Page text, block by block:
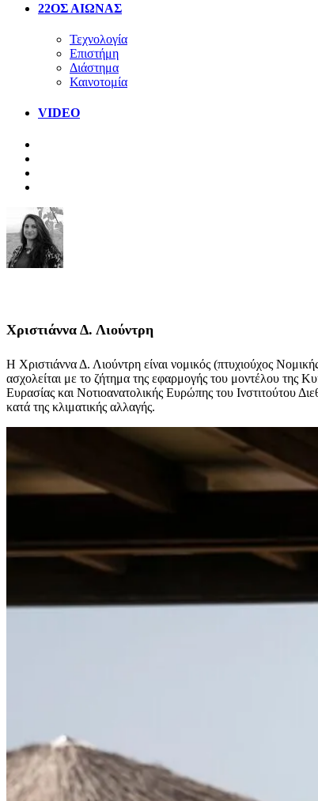
22ΟΣ ΑΙΩΝΑΣ
Τεχνολογία
Επιστήμη
Διάστημα
Καινοτομία
VIDEO
Χριστιάννα Δ. Λιούντρη
Η Χριστιάννα Δ. Λιούντρη είναι νομικός (πτυχιούχος
ασχολείται με το ζήτημα της εφαρμογής του μοντέλου της
Ευρασίας και Νοτιοανατολικής Ευρώπης του Ινστιτούτου
κατά της κλιματικής αλλαγής.